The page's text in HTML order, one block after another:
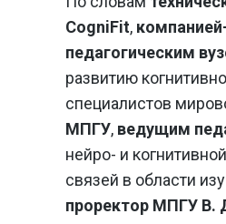
CogniFit,
педагогическим
развитию
специалистов
МПГУ, ведущим
нейро- и
связей в области
проректор МПГУ В.